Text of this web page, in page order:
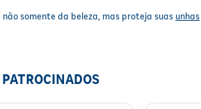
somente da beleza, mas proteja suas unhas
PATROCINADOS